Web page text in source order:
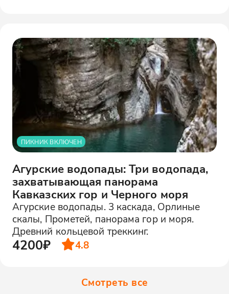
ПИКНИК ВКЛЮЧЕН
Агурские водопады: Три водопада,
захватывающая панорама
Кавказских гор и Черного моря
Агурские водопады. 3 каскада, Орлиные
скалы, Прометей, панорама гор и моря.
Древний кольцевой треккинг.
4200₽ 4.8
Смотреть все